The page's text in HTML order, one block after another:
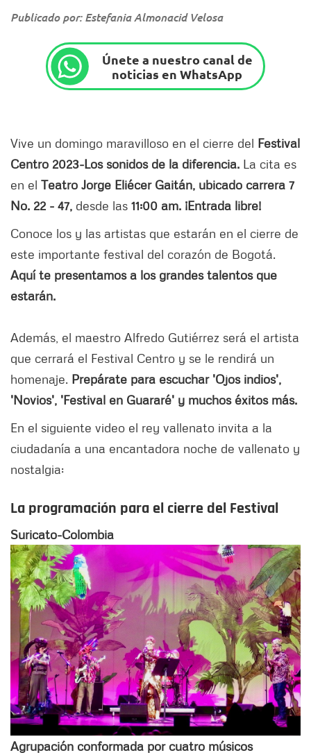
Publicado por: Estefania Almonacid Velosa
Únete a nuestro canal de
noticias en WhatsApp
Vive un domingo maravilloso en el cierre del Festival
Centro 2023-Los sonidos de la diferencia. La cita es
en el Teatro Jorge Eliécer Gaitán, ubicado carrera 7
No. 22 - 47, desde las 11:00 am. ¡Entrada libre!
Conoce los y las artistas que estarán en el cierre de
este importante festival del corazón de Bogotá.
Aquí te presentamos a los grandes talentos que
estarán.
Además, el maestro Alfredo Gutiérrez será el artista
que cerrará el Festival Centro y se le rendirá un
homenaje. Prepárate para escuchar 'Ojos indios',
'Novios', 'Festival en Guararé' y muchos éxitos más.
En el siguiente video el rey vallenato invita a la
ciudadanía a una encantadora noche de vallenato y
nostalgia:
La programación para el cierre del Festival
Suricato-Colombia
Agrupación conformada por cuatro músicos